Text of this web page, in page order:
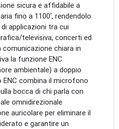
sicura e affidabile a
fino a 1100', rendendolo
applicazioni tra cui
televisiva, concerti ed
comunicazione chiara in
la funzione ENC
ambientale) a doppio
combina il microfono
bocca di chi parla con
omnidirezionale
auricolare per eliminare il
e garantire un